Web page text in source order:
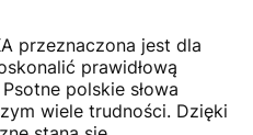
przeznaczona jest dla
prawidłową
polskie słowa
wiele trudności. Dzięki